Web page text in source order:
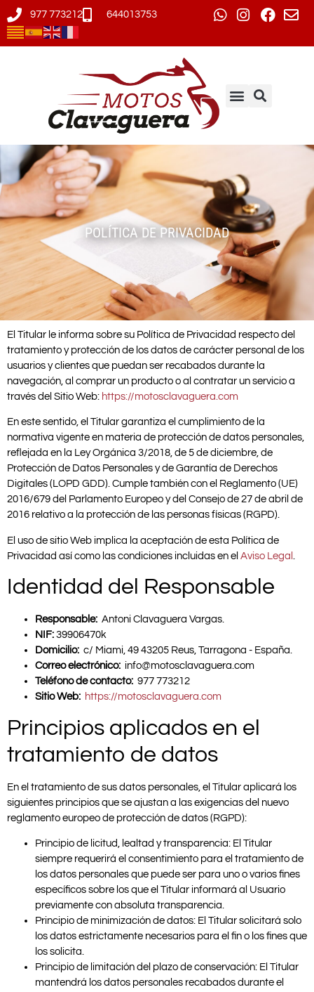
977 773212 644013753
POLÍTICA DE PRIVACIDAD
El Titular le informa sobre su Política de Privacidad respecto del
tratamiento y protección de los datos de carácter personal de los
usuarios y clientes que puedan ser recabados durante la
navegación, al comprar un producto o al contratar un servicio a
través del Sitio Web: https://motosclavaguera.com
En este sentido, el Titular garantiza el cumplimiento de la
normativa vigente en materia de protección de datos personales,
reflejada en la Ley Orgánica 3/2018, de 5 de diciembre, de
Protección de Datos Personales y de Garantía de Derechos
Digitales (LOPD GDD). Cumple también con el Reglamento (UE)
2016/679 del Parlamento Europeo y del Consejo de 27 de abril de
2016 relativo a la protección de las personas físicas (RGPD).
El uso de sitio Web implica la aceptación de esta Política de
Privacidad así como las condiciones incluidas en el Aviso Legal
Identidad del Responsable
Responsable: Antoni Clavaguera Vargas.
NIF: 39906470k
Domicilio: c/ Miami, 49 43205 Reus, Tarragona - España.
Correo electrónico: info@motosclavaguera.com
Teléfono de contacto: 977 773212
Sitio Web: https://motosclavaguera.com
Principios aplicados en el
tratamiento de datos
En el tratamiento de sus datos personales, el Titular aplicará los
siguientes principios que se ajustan a las exigencias del nuevo
reglamento europeo de protección de datos (RGPD):
Principio de licitud, lealtad y transparencia: El Titular
siempre requerirá el consentimiento para el tratamiento de
los datos personales que puede ser para uno o varios fines
específicos sobre los que el Titular informará al Usuario
previamente con absoluta transparencia.
Principio de minimización de datos: El Titular solicitará solo
los datos estrictamente necesarios para el fin o los fines que
los solicita.
Principio de limitación del plazo de conservación: El Titular
mantendrá los datos personales recabados durante el